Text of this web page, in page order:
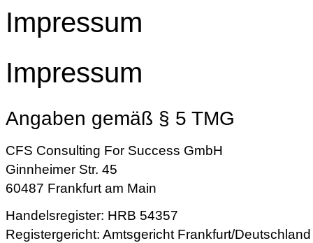
Impressum
Impressum
Angaben gemäß § 5 TMG
CFS Consulting For Success GmbH
Ginnheimer Str. 45
60487 Frankfurt am Main
Handelsregister: HRB 54357
Registergericht: Amtsgericht Frankfurt/Deutschland